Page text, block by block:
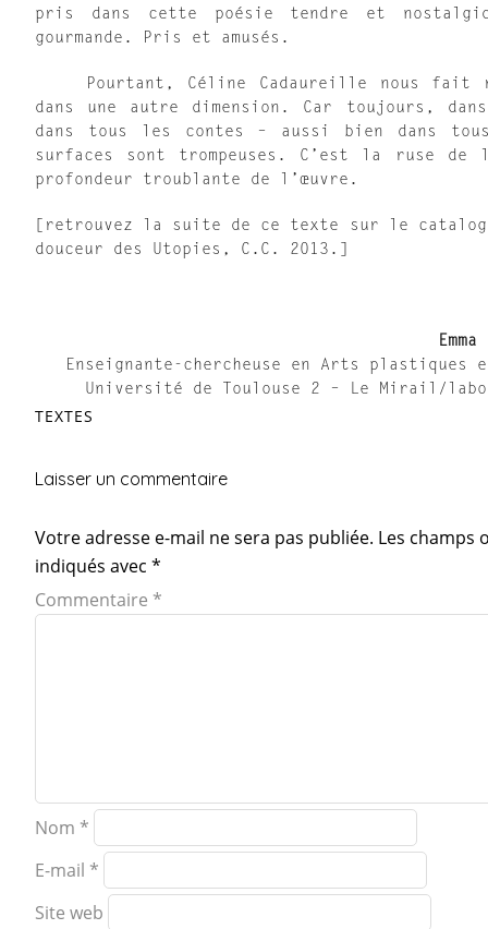
pris dans cette poésie tendre et
gourmande. Pris et amusés.
Pourtant, Céline Cadaureille nous fait
dans une autre dimension. Car toujours,
dans tous les contes – aussi bien dans
surfaces sont trompeuses. C’est la ruse
profondeur troublante de l’œuvre.
[retrouvez la suite de ce texte sur le
douceur des Utopies, C.C. 2013.]
Enseignante-chercheuse en Arts
Université de Toulouse 2 – Le Mirail/
TEXTES
Laisser un commentaire
Votre adresse e-mail ne sera pas publiée. Les champs
indiqués avec*
Commentaire *
Nom *
E-mail *
Site web